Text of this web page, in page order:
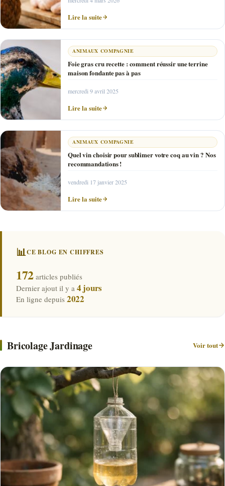
Lire la suite
ANIMAUX COMPAGNIE
Foie gras cru recette : comment réussir une terrine
maison fondante pas à pas
mercredi 9 avril 2025
Lire la suite
ANIMAUX COMPAGNIE
Quel vin choisir pour sublimer votre coq au vin ? Nos
recommandations !
vendredi 17 janvier 2025
Lire la suite
📊CE BLOG EN CHIFFRES
172articles publiés
Dernier ajout il y a 4 jours
En ligne depuis 2022
Bricolage Jardinage Voir tout